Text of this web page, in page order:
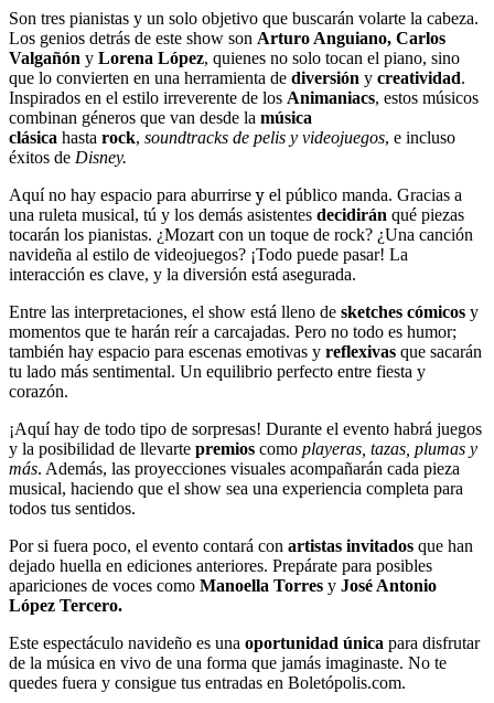
Son tres pianistas y un solo objetivo que buscarán volarte la cabeza.
Los genios detrás de este show son Arturo Anguiano, Carlos
Valgañón y Lorena López, quienes no solo tocan el piano, sino
que lo convierten en una herramienta de diversión y creatividad.
Inspirados en el estilo irreverente de los Animaniacs, estos músicos
combinan géneros que van desde la música
clásica hasta rock, soundtracks de pelis y videojuegos, e incluso
éxitos de Disney.
Aquí no hay espacio para aburrirsey el público manda. Gracias a
una ruleta musical, tú y los demás asistentes decidirán qué piezas
tocarán los pianistas. ¿Mozart con un toque de rock? ¿Una canción
navideña al estilo de videojuegos? ¡Todo puede pasar! La
interacción es clave, y la diversión está asegurada.
Entre las interpretaciones, el show está lleno de sketches cómicos y
momentos que te harán reír a carcajadas. Pero no todo es humor;
también hay espacio para escenas emotivas y reflexivas que sacarán
tu lado más sentimental. Un equilibrio perfecto entre fiesta y
corazón.
¡Aquí hay de todo tipo de sorpresas! Durante el evento habrá juegos
y la posibilidad de llevarte premios como playeras, tazas, plumas y
más. Además, las proyecciones visuales acompañarán cada pieza
musical, haciendo que el show sea una experiencia completa para
todos tus sentidos.
Por si fuera poco, el evento contará con artistas invitados que han
dejado huella en ediciones anteriores. Prepárate para posibles
apariciones de voces como Manoella Torres y José Antonio
López Tercero.
Este espectáculo navideño es una oportunidad única para disfrutar
de la música en vivo de una forma que jamás imaginaste. No te
quedes fuera y consigue tus entradas en Boletópolis.com.